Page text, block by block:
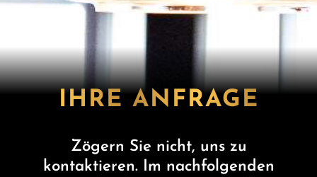
IHRE ANFRAGE
Zögern Sie nicht, uns zu
kontaktieren. Im nachfolgenden